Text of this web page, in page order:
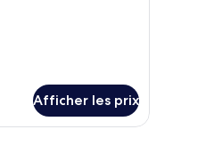
Afficher les prix